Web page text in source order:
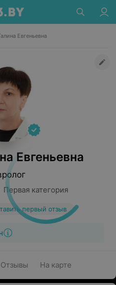
Евгеньевна
Евгеньевна
категория
первый отзыв
Отзывы На карте